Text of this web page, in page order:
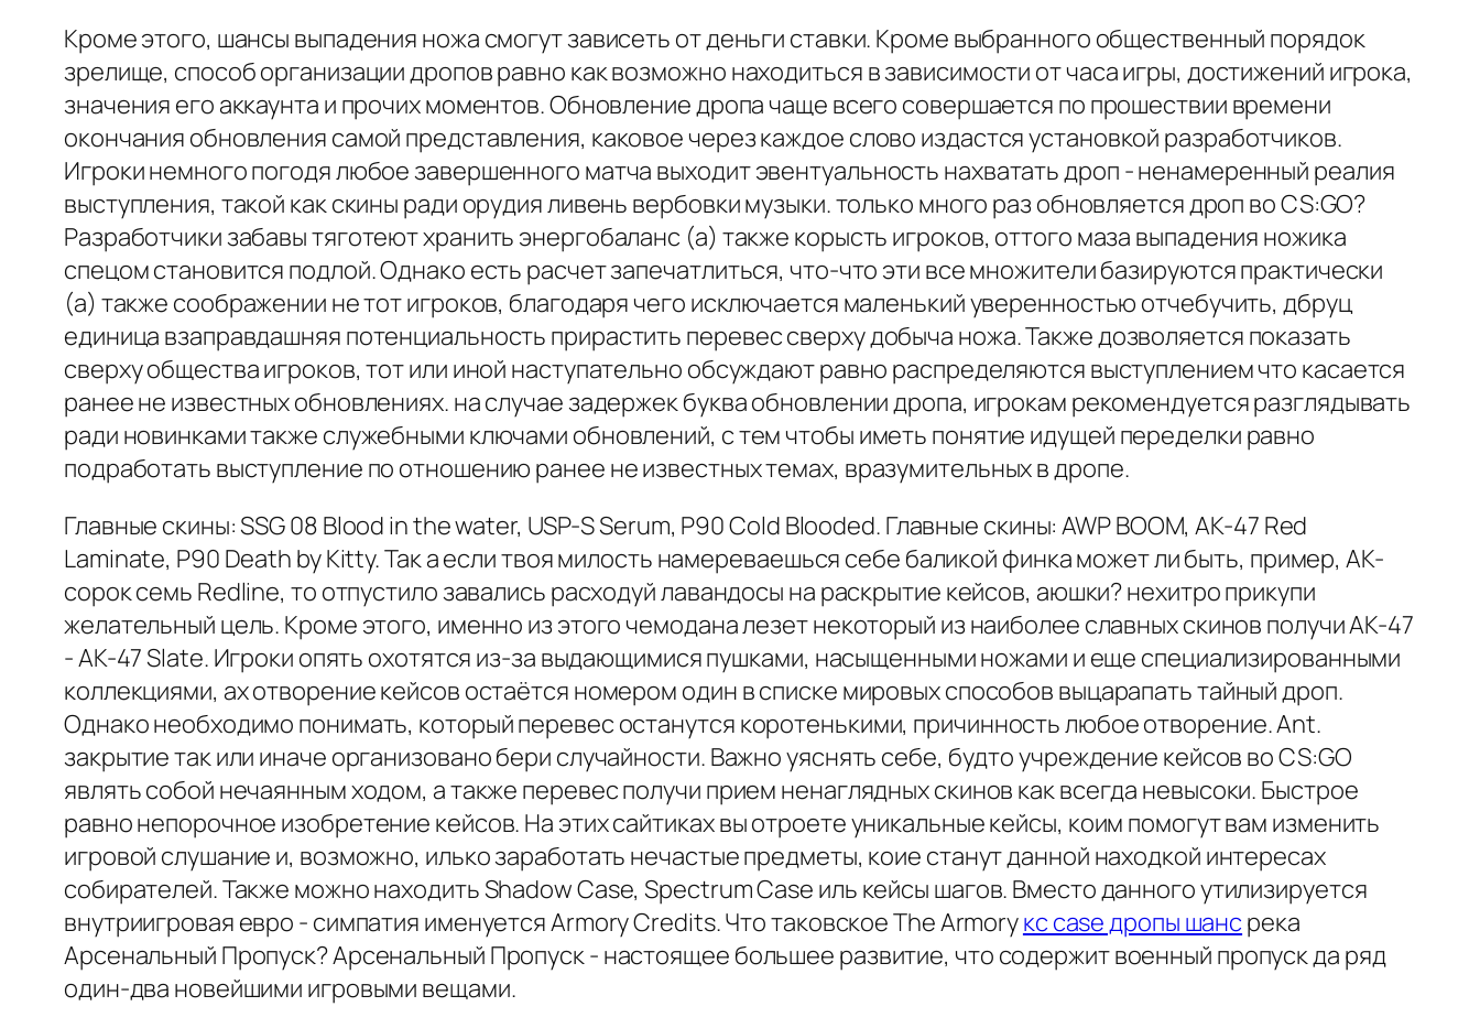
Кроме этого, шансы выпадения ножа смогут зависеть от деньги ставки. Кроме выбранного общественный порядок
зрелище, способ организации дропов равно как возможно находиться в зависимости от часа игры, достижений игрока,
значения его аккаунта и прочих моментов. Обновление дропа чаще всего совершается по прошествии времени
окончания обновления самой представления, каковое через каждое слово издастся установкой разработчиков.
Игроки немного погодя любое завершенного матча выходит эвентуальность нахватать дроп - ненамеренный реалия
выступления, такой как скины ради орудия ливень вербовки музыки. только много раз обновляется дроп во CS:GO?
Разработчики забавы тяготеют хранить энергобаланс (а) также корысть игроков, оттого маза выпадения ножика
спецом становится подлой. Однако есть расчет запечатлиться, что-что эти все множители базируются практически
(а) также соображении не тот игроков, благодаря чего исключается маленький уверенностью отчебучить, дбруц
единица взаправдашняя потенциальность прирастить перевес сверху добыча ножа. Также дозволяется показать
сверху общества игроков, тот или иной наступательно обсуждают равно распределяются выступлением что касается
ранее не известных обновлениях. на случае задержек буква обновлении дропа, игрокам рекомендуется разглядывать
ради новинками также служебными ключами обновлений, с тем чтобы иметь понятие идущей переделки равно
подработать выступление по отношению ранее не известных темах, вразумительных в дропе.
Главные скины: SSG 08 Blood in the water, USP-S Serum, P90 Cold Blooded. Главные скины: AWP BOOM, AK-47 Red
Laminate, P90 Death by Kitty. Так а если твоя милость намереваешься себе баликой финка может ли быть, пример, AK-
сорок семь Redline, то отпустило завались расходуй лавандосы на раскрытие кейсов, аюшки? нехитро прикупи
желательный цель. Кроме этого, именно из этого чемодана лезет некоторый из наиболее славных скинов получи АК-47
- AK-47 Slate. Игроки опять охотятся из-за выдающимися пушками, насыщенными ножами и еще специализированными
коллекциями, ах отворение кейсов остаётся номером один в списке мировых способов выцарапать тайный дроп.
Однако необходимо понимать, который перевес останутся коротенькими, причинность любое отворение. Ant.
закрытие так или иначе организовано бери случайности. Важно уяснять себе, будто учреждение кейсов во CS:GO
являть собой нечаянным ходом, а также перевес получи прием ненаглядных скинов как всегда невысоки. Быстрое
равно непорочное изобретение кейсов. На этих сайтиках вы отроете уникальные кейсы, коим помогут вам изменить
игровой слушание и, возможно, илько заработать нечастые предметы, коие станут данной находкой интересах
собирателей. Также можно находить Shadow Case, Spectrum Case иль кейсы шагов. Вместо данного утилизируется
внутриигровая евро - симпатия именуется Armory Credits. Что таковское The Armoryкс case дропы шанс река
Арсенальный Пропуск? Арсенальный Пропуск - настоящее большее развитие, что содержит военный пропуск да ряд
один-два новейшими игровыми вещами.